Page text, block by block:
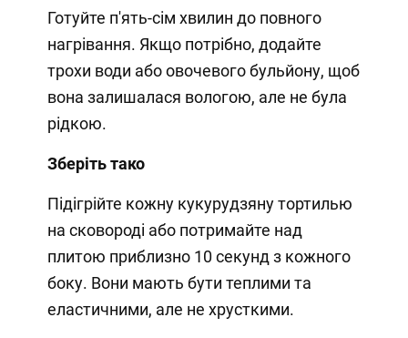
Готуйте п'ять-сім хвилин до повного
нагрівання. Якщо потрібно, додайте
трохи води або овочевого бульйону, щоб
вона залишалася вологою, але не була
рідкою.
Зберіть тако
Підігрійте кожну кукурудзяну тортилью
на сковороді або потримайте над
плитою приблизно 10 секунд з кожного
боку. Вони мають бути теплими та
еластичними, але не хрусткими.